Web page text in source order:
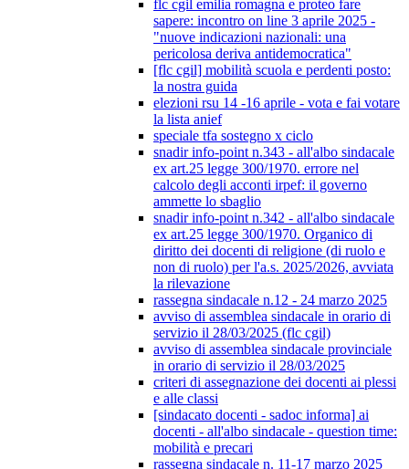
flc cgil emilia romagna e proteo fare
sapere: incontro on line 3 aprile 2025 -
"nuove indicazioni nazionali: una
pericolosa deriva antidemocratica"
[flc cgil] mobilità scuola e perdenti posto:
la nostra guida
elezioni rsu 14 -16 aprile - vota e fai votare
la lista anief
speciale tfa sostegno x ciclo
snadir info-point n.343 - all'albo sindacale
ex art.25 legge 300/1970. errore nel
calcolo degli acconti irpef: il governo
ammette lo sbaglio
snadir info-point n.342 - all'albo sindacale
ex art.25 legge 300/1970. Organico di
diritto dei docenti di religione (di ruolo e
non di ruolo) per l'a.s. 2025/2026, avviata
la rilevazione
rassegna sindacale n.12 - 24 marzo 2025
avviso di assemblea sindacale in orario di
servizio il 28/03/2025 (flc cgil)
avviso di assemblea sindacale provinciale
in orario di servizio il 28/03/2025
criteri di assegnazione dei docenti ai plessi
e alle classi
[sindacato docenti - sadoc informa] ai
docenti - all'albo sindacale - question time:
mobilità e precari
rassegna sindacale n. 11-17 marzo 2025